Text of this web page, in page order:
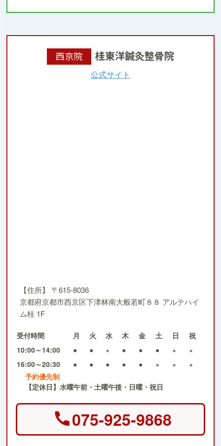
西京院 桂東洋鍼灸整骨院
公式サイト
【住所】
〒615-8036
京都府京都市西京区下津林南大般若町８８ アルテハイ
ム桂 1F
受付時間 月 火 水 木 金 土 日
祝
10:00～14:00
● ● × ● ● ● ×
×
16:00～20:30
● ● ● ● ● × ×
×
予約優先制
【定休日】水曜午前・土曜午後・日曜・祝日
075-925-9868